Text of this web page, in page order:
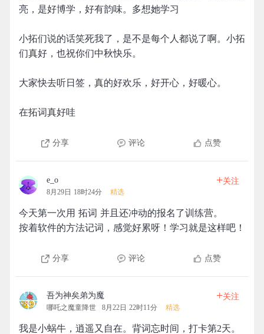
亮，是好博学，好有韵味。多想她学习
小拓们说的话笑死我了，是不是每个人都说了啊。小拓
们真好，也祝你们中秋快乐。
大家快去听日签，真的好欢乐，好开心，好暖心。
在拓词真好哇
分享 评论 点赞
e_o
8月29日 18时24分 精选
+关注
今天第一次用 拓词 并且还冲动的报名了训练营。
按着软件的方法记词，感觉好累呀！学习就是这样吧！
分享 评论 点赞
吾为神矣弟为魔
哪吒之魔童降世 8月22日 22时11分 精选
+关注
我是小蜗牛，逍遥又自在。背词忘时间，打卡第2天。